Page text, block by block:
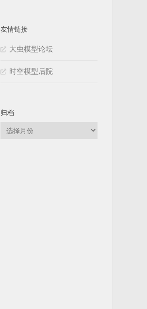
友情链接
大虫模型论坛
时空模型后院
归档
归